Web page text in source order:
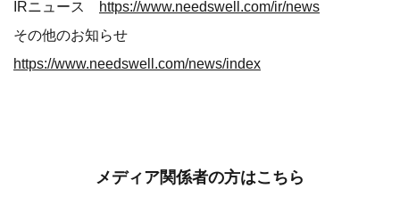
IRニュース https://www.needswell.com/ir/news
その他のお知らせ
https://www.needswell.com/news/index
メディア関係者の方はこちら